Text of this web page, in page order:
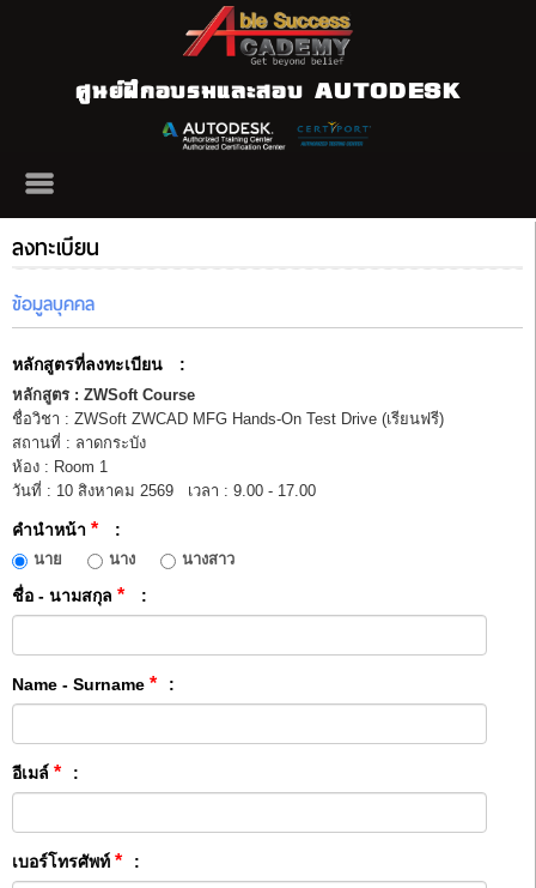
ศูนย์ฝึกอบรมและสอบ AUTODESK
ลงทะเบียน
ข้อมูลบุคคล
หลักสูตรที่ลงทะเบียน :
หลักสูตร : ZWSoft Course
ชื่อวิชา : ZWSoft ZWCAD MFG Hands-On Test Drive (เรียนฟรี)
สถานที่ : ลาดกระบัง
ห้อง : Room 1
วันที่ : 10 สิงหาคม 2569 เวลา : 9.00 - 17.00
คำนำหน้า * :
นาย นาง นางสาว
ชื่อ - นามสกุล * :
Name - Surname * :
อีเมล์ * :
เบอร์โทรศัพท์ * :